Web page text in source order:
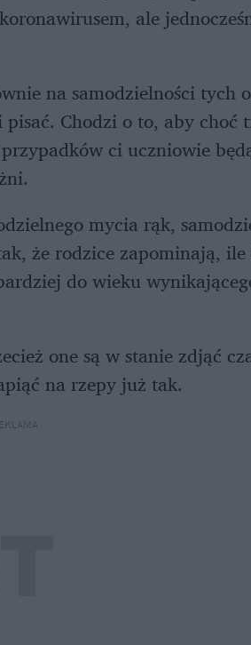
ale
na samodzielności tych
Chodzi o to, aby choć
ci uczniowie
mycia rąk,
że rodzice zapominają,
do wieku
one są w stanie zdjąć
na rzepy już tak.